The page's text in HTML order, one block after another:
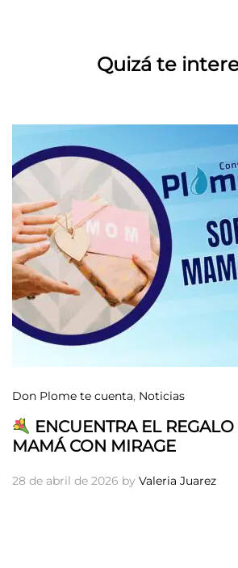
Quizá te
Don Plome te cuenta, Noticias
ENCUENTRA EL
MAMÁ CON MIRAGE
28 de abril de 2026 by Valeria Juarez